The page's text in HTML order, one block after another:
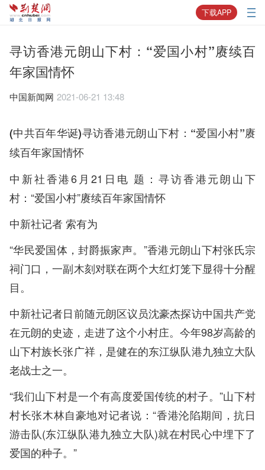
下载APP
寻访香港元朗山下村：“爱国小村”赓续百
年家国情怀
中国新闻网 2021-06-21 13:48
(中共百年华诞)寻访香港元朗山下村：“爱国小村”赓
续百年家国情怀
中新社香港6月21日电 题：寻访香港元朗山下
村：“爱国小村”赓续百年家国情怀
中新社记者 索有为
“华民爱国体，封爵振家声。”香港元朗山下村张氏宗
祠门口，一副木刻对联在两个大红灯笼下显得十分醒
目。
中新社记者日前随元朗区议员沈豪杰探访中国共产党
在元朗的史迹，走进了这个小村庄。今年98岁高龄的
山下村族长张广祥，是健在的东江纵队港九独立大队
老战士之一。
“我们山下村是一个有高度爱国传统的村子。”山下村
村长张木林自豪地对记者说：“香港沦陷期间，抗日
游击队(东江纵队港九独立大队)就在村民心中埋下了
爱国的种子。”